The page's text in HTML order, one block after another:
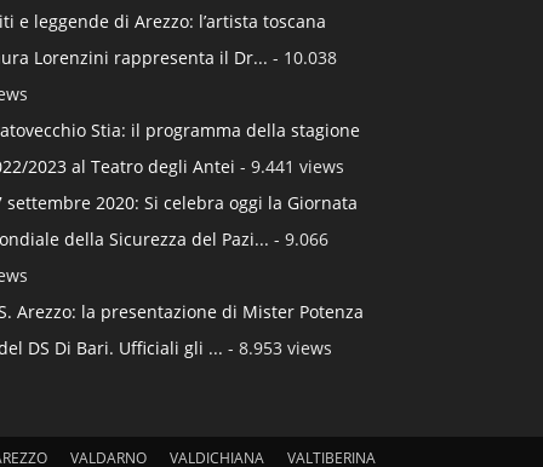
e leggende di Arezzo: l’artista toscana
Lorenzini rappresenta il Dr... - 10.038
Stia: il programma della stagione
2023 al Teatro degli Antei - 9.441 views
settembre 2020: Si celebra oggi la Giornata
della Sicurezza del Pazi... - 9.066
Arezzo: la presentazione di Mister Potenza
DS Di Bari. Ufficiali gli ... - 8.953 views
VALDARNO VALDICHIANA VALTIBERINA